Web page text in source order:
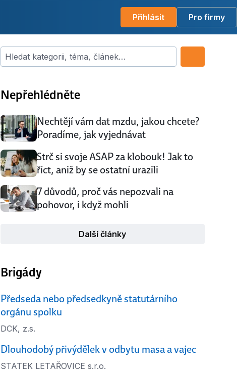
Přihlásit Pro firmy
Hledat kategorii, téma, článek…
Nepřehlédněte
Nechtějí vám dat mzdu, jakou chcete?
Poradíme, jak vyjednávat
Strč si svoje ASAP za klobouk! Jak to
říct, aniž by se ostatní urazili
7 důvodů, proč vás nepozvali na
pohovor, i když mohli
Další články
Brigády
Předseda nebo předsedkyně statutárního
orgánu spolku
DCK, z.s.
Dlouhodobý přivýdělek v odbytu masa a vajec
STATEK LETAŘOVICE s.r.o.